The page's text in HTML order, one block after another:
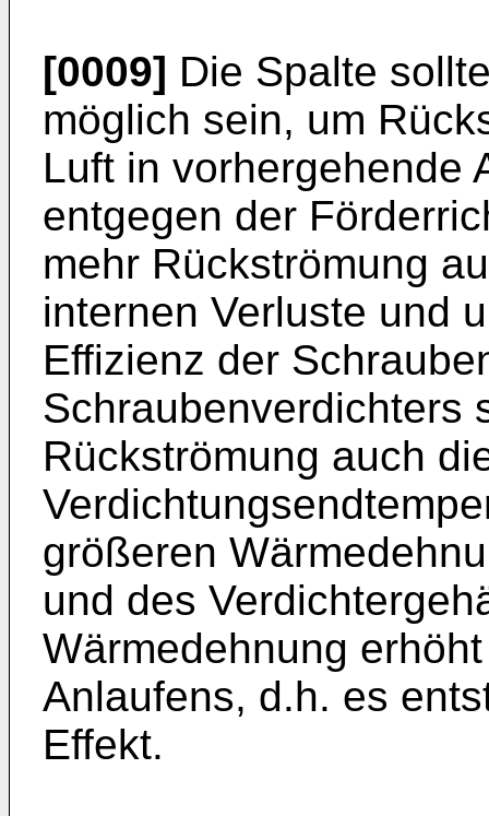
[0009] Die Spalte
möglich sein, um
Luft in vorhergehende
entgegen der
mehr Rückströmung
internen Verluste und
Effizienz der
Schraubenverdichters
Rückströmung auch
größeren
und des
Wärmedehnung
Anlaufens, d.h. es
Effekt.